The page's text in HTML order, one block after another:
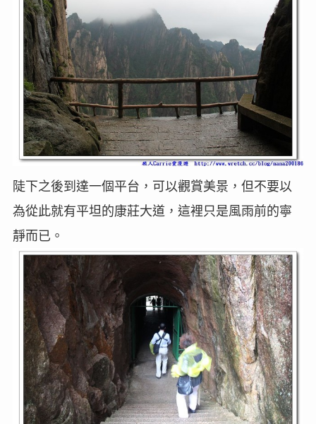
陡下之後到達一個平台，可以觀賞美景，但不要以
為從此就有平坦的康莊大道，這裡只是風雨前的寧
靜而已。